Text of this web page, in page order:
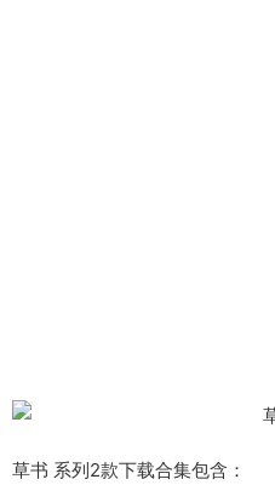
草书 系列2款下载合集包含：